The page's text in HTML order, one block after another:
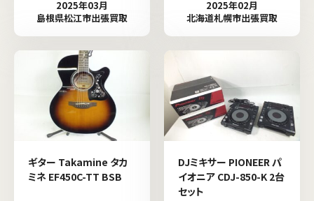
2025年03月
島根県松江市出張買取
2025年02月
北海道札幌市出張買取
ギター Takamine タカ
ミネ EF450C-TT BSB
DJミキサー PIONEER パ
イオニア CDJ-850-K 2台
セット